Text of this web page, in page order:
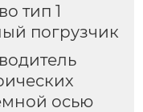
тип 1
погрузчик
осью